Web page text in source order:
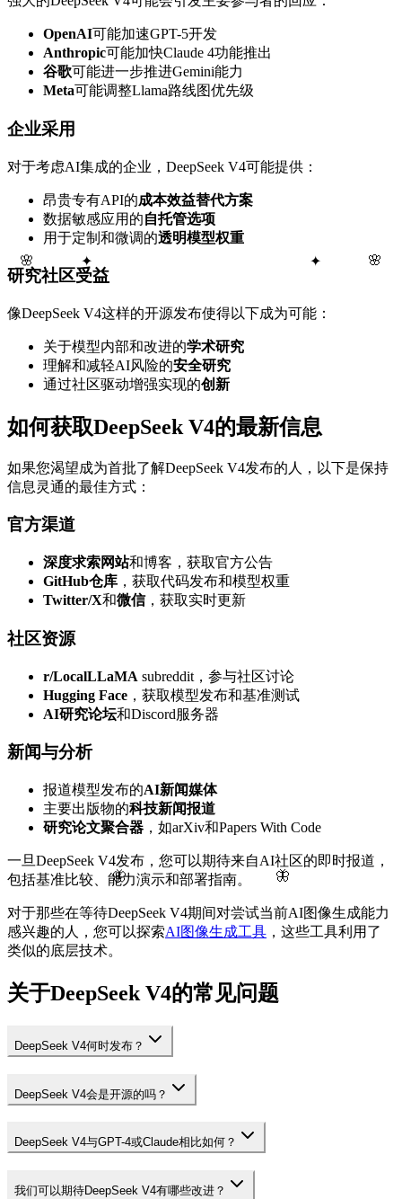
🌸 ✦
🦋
🌸
✦
🦋
OpenAI可能加速GPT-5开发
Anthropic可能加快Claude 4功能推出
谷歌可能进一步推进Gemini能力
Meta可能调整Llama路线图优先级
企业采用
对于考虑AI集成的企业，DeepSeek V4可能提供：
昂贵专有API的成本效益替代方案
数据敏感应用的自托管选项
用于定制和微调的透明模型权重
研究社区受益
像DeepSeek V4这样的开源发布使得以下成为可能：
关于模型内部和改进的学术研究
理解和减轻AI风险的安全研究
通过社区驱动增强实现的创新
如何获取DeepSeek V4的最新信息
如果您渴望成为首批了解DeepSeek V4发布的人，以下是保持
信息灵通的最佳方式：
官方渠道
深度求索网站和博客，获取官方公告
GitHub仓库 ，获取代码发布和模型权重
Twitter/X和微信，获取实时更新
社区资源
r/LocalLLaMA subreddit，参与社区讨论
Hugging Face ，获取模型发布和基准测试
AI研究论坛和Discord服务器
新闻与分析
报道模型发布的AI新闻媒体
主要出版物的科技新闻报道
研究论文聚合器 ，如arXiv和Papers With Code
一旦DeepSeek V4发布，您可以期待来自AI社区的即时报道，
包括基准比较、能力演示和部署指南。
对于那些在等待DeepSeek V4期间对尝试当前AI图像生成能力
感兴趣的人，您可以探索AI图像生成工具 ，这些工具利用了
类似的底层技术。
关于DeepSeek V4的常见问题
DeepSeek V4何时发布？
DeepSeek V4会是开源的吗？
DeepSeek V4与GPT-4或Claude相比如何？
我们可以期待DeepSeek V4有哪些改进？